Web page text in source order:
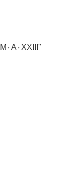
Busto virado para a esquerda do Papa Pius IX, na orla a legenda "PIVS IX PON٠M٠A٠XXIII"